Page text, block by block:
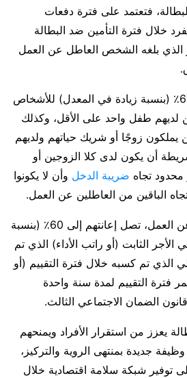
فتعتمد على فترة دفعات
خلال فترة التأمين ضد البطالة
الذي بلغه الشخص العاطل عن العمل
تصل إعانة البطالة إلى 67٪ (بنسبة زيادة في المعدل) للأشخاص
لديهم طفل واحد على الأقل، وكذلك
يملكون زوجًا أو شريك حياتهم ولديهم
أن يكون لدى كلا الزوجين أو
محدود تجاه ضريبة الدخل وأن لا يكونوا
الباقين من العاطلين عن العمل.
بالنسبة لبقية العاطلين عن العمل، تصل إعانتهم إلى 60٪ (بنسبة
الثابت (أو راتب الأداء) الذي تم
الذي تم كسبه خلال فترة التقييم (أو
فترة التقييم لمدة سنة واحدة
الضمان الاجتماعي الثالث.
يعزز من استقرار الأفراد ويمنحهم
جديدة بمنتهى الروية والتركيز،
توفير شبكة سلامة اقتصادية خلال